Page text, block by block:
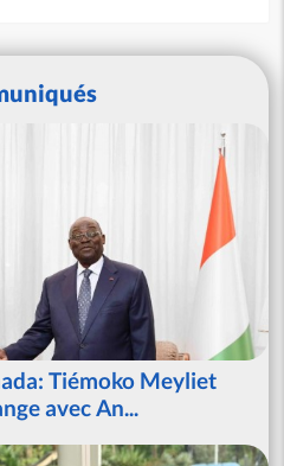
Tiémoko Meyliet
avec An...